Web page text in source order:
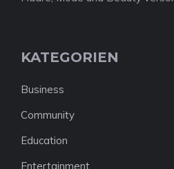
KATEGORIEN
Business
Community
Education
Entertainment